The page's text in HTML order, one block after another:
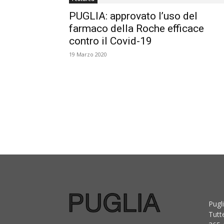
PUGLIA: approvato l’uso del
farmaco della Roche efficace
contro il Covid-19
19 Marzo 2020